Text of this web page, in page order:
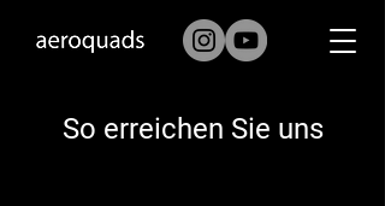
So erreichen Sie uns